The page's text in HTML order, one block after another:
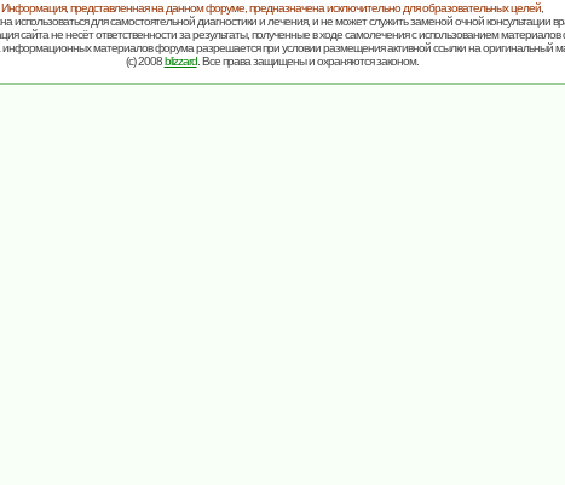
Информация, представленная на данном форуме, предназначена исключительно для образовательных целей,
использоваться для самостоятельной диагностики и лечения, и не может служить заменой очной консультации
сайта не несёт ответственности за результаты, полученные в ходе самолечения с использованием материалов
информационных материалов форума разрешается при условии размещения активной ссылки на оригинальный
(c) 2008blizzard. Все права защищены и охраняются законом.